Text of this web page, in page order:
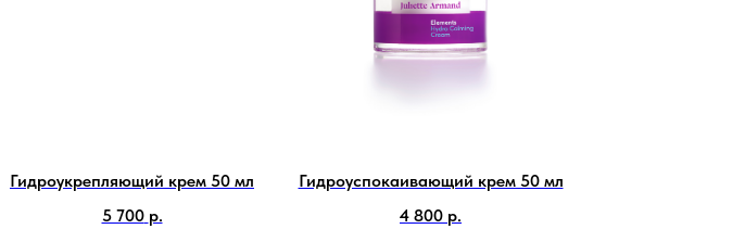
Гидроукрепляющий крем 50 мл
5 700 р.
Гидроуспокаивающий крем 50 мл
4 800 р.